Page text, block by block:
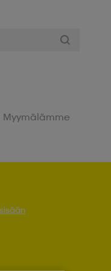
Myymälämme